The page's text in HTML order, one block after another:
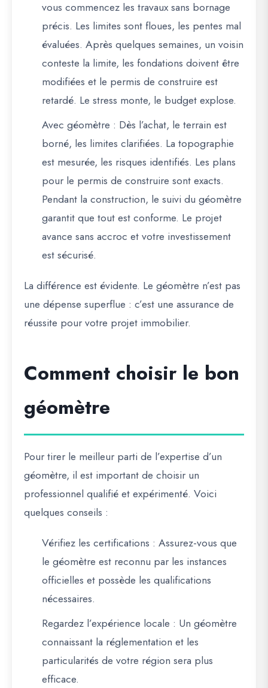
vous commencez les travaux sans bornage
précis. Les limites sont floues, les pentes mal
évaluées. Après quelques semaines, un voisin
conteste la limite, les fondations doivent être
modifiées et le permis de construire est
retardé. Le stress monte, le budget explose.
Avec géomètre : Dès l’achat, le terrain est
borné, les limites clarifiées. La topographie
est mesurée, les risques identifiés. Les plans
pour le permis de construire sont exacts.
Pendant la construction, le suivi du géomètre
garantit que tout est conforme. Le projet
avance sans accroc et votre investissement
est sécurisé.
La différence est évidente. Le géomètre n’est pas
une dépense superflue : c’est une assurance de
réussite pour votre projet immobilier.
Comment choisir le bon
géomètre
Pour tirer le meilleur parti de l’expertise d’un
géomètre, il est important de choisir un
professionnel qualifié et expérimenté. Voici
quelques conseils :
Vérifiez les certifications : Assurez-vous que
le géomètre est reconnu par les instances
officielles et possède les qualifications
nécessaires.
Regardez l’expérience locale : Un géomètre
connaissant la réglementation et les
particularités de votre région sera plus
efficace.